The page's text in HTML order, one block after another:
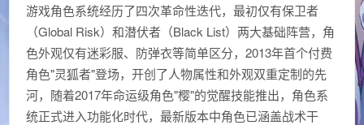
游戏角色系统经历了四次革命性迭代，最初仅有保卫者
（Global Risk）和潜伏者（Black List）两大基础阵营，角
色外观仅有迷彩服、防弹衣等简单区分，2013年首个付费
角色"灵狐者"登场，开创了人物属性和外观双重定制的先
河，随着2017年命运级角色"樱"的觉醒技能推出，角色系
统正式进入功能化时代，最新版本中角色已涵盖战术干